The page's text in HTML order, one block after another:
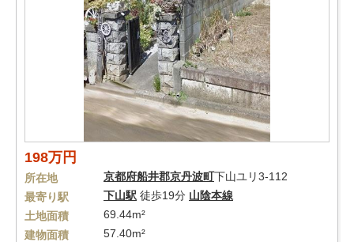
198万円
所在地 京都府船井郡京丹波町下山ユリ3-112
最寄り駅
下山駅 徒歩19分 山陰本線
土地面積
69.44m²
建物面積
57.40m²